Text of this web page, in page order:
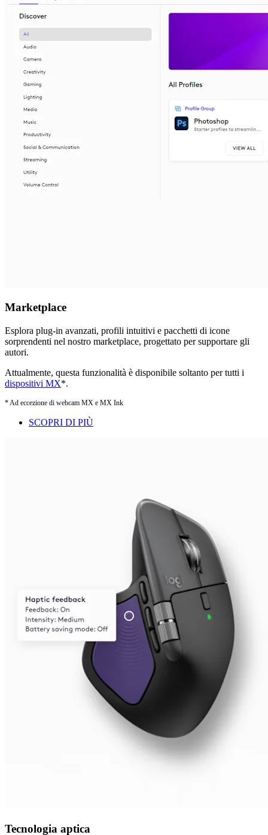
Marketplace
Esplora plug-in avanzati, profili intuitivi e pacchetti di icone
sorprendenti nel nostro marketplace, progettato per supportare gli
autori.
Attualmente, questa funzionalità è disponibile soltanto per tutti i
dispositivi MX*.
* Ad eccezione di webcam MX e MX Ink
SCOPRI DI PIÙ
Tecnologia aptica